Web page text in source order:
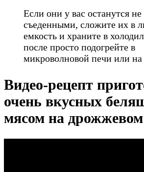
Если они у вас останутся не
съеденными, сложите их в
емкость и храните в
после просто подогрейте в
микроволновой печи или на
Видео-рецепт
очень вкусных
мясом на дрожжевом